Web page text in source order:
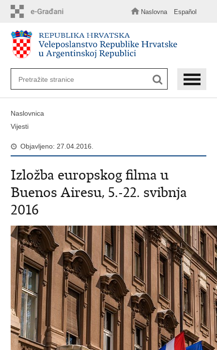
sadržaj
Naslovna Español
Naslovnica
Vijesti
Objavljeno: 27.04.2016.
Izložba europskog filma u
Buenos Airesu, 5.-22. svibnja
2016